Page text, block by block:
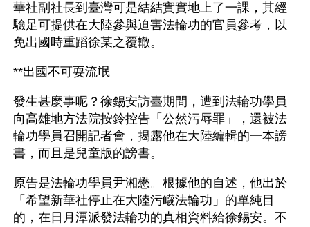
華社副社長到臺灣可是結結實實地上了一課，其經
驗足可提供在大陸參與迫害法輪功的官員參考，以
免出國時重蹈徐某之覆轍。
**出國不可耍流氓
發生甚麼事呢？徐錫安訪臺期間，遭到法輪功學員
向高雄地方法院按鈴控告「公然污辱罪」，還被法
輪功學員召開記者會，揭露他在大陸編輯的一本謗
書，而且是兒童版的謗書。
原告是法輪功學員尹湘懋。根據他的自述，他出於
「希望新華社停止在大陸污衊法輪功」的單純目
的，在日月潭派發法輪功的真相資料給徐錫安。不